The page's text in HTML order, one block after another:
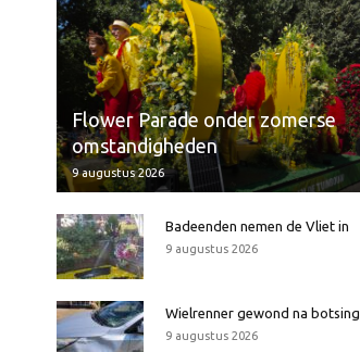
Flower Parade onder zomerse
omstandigheden
9 augustus 2026
Badeenden nemen de Vliet in
9 augustus 2026
Wielrenner gewond na botsing
9 augustus 2026